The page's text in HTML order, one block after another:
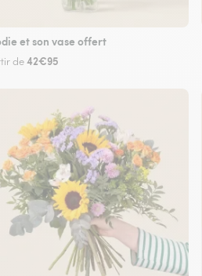
et son vase offert
de42€95